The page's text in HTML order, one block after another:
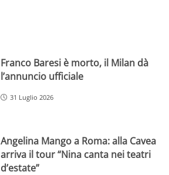
Franco Baresi è morto, il Milan dà
l’annuncio ufficiale
31 Luglio 2026
Angelina Mango a Roma: alla Cavea
arriva il tour “Nina canta nei teatri
d’estate”